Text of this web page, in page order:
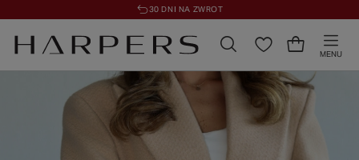
30 DNI NA ZWROT
MENU